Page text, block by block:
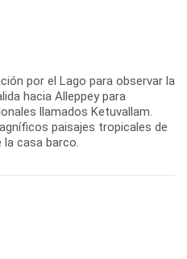
por el Lago para observar la
hacia Alleppey para
llamados Ketuvallam.
paisajes tropicales de
casa barco.